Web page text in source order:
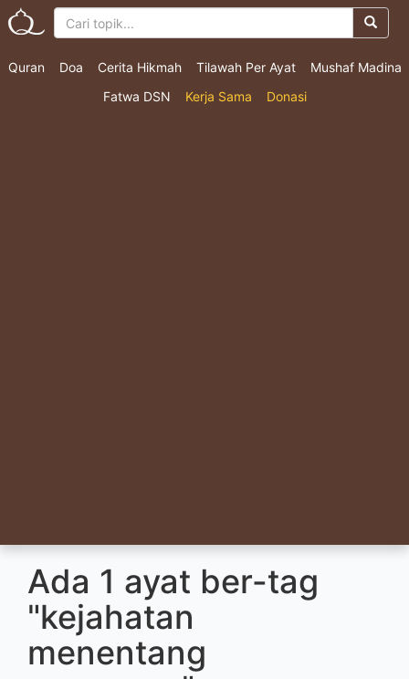
Quran Doa Cerita Hikmah Tilawah Per Ayat
Mushaf Madina
Fatwa DSN
Kerja Sama Donasi
Ada 1 ayat ber-tag
"kejahatan
menentang